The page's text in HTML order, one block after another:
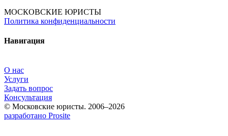
МОСКОВСКИЕ ЮРИСТЫ
Политика конфиденциальности
Навигация
О нас
Услуги
Задать вопрос
Консультация
© Московские юристы. 2006–2026
разработано Prosite